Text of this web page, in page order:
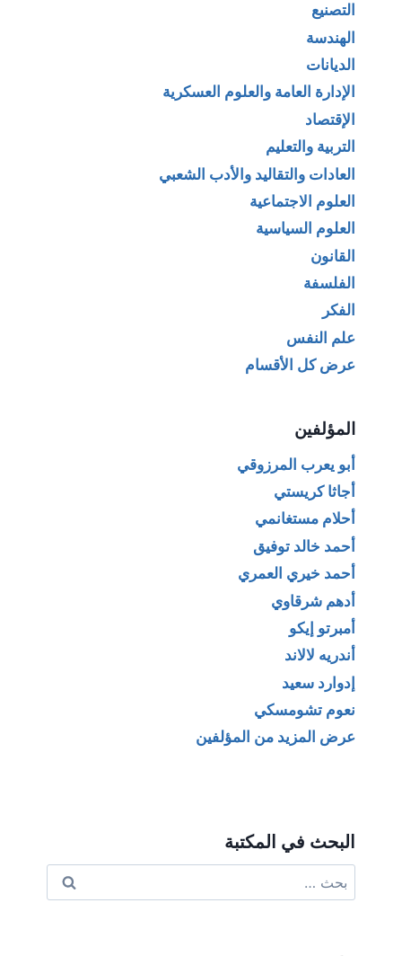
التصنيع
الهندسة
الديانات
الإدارة العامة والعلوم العسكرية
الإقتصاد
التربية والتعليم
العادات والتقاليد والأدب الشعبي
العلوم الاجتماعية
العلوم السياسية
القانون
الفلسفة
الفكر
علم النفس
عرض كل الأقسام
المؤلفين
أبو يعرب المرزوقي
أجاثا كريستي
أحلام مستغانمي
أحمد خالد توفيق
أحمد خيري العمري
أدهم شرقاوي
أمبرتو إيكو
أندريه لالاند
إدوارد سعيد
نعوم تشومسكي
عرض المزيد من المؤلفين
البحث في المكتبة
عن: